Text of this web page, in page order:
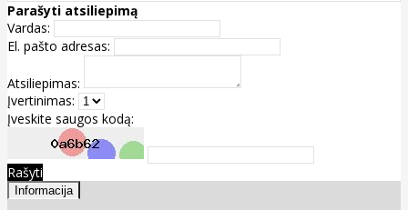
Parašyti atsiliepimą
Vardas:
El. pašto adresas:
Atsiliepimas:
Įvertinimas:
Įveskite saugos kodą:
Rašyti
Informacija